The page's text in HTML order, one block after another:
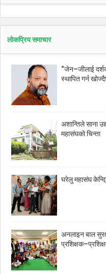
लोकप्रिय समाचार
“जेन–जीलाई
स्थापित गर्न
अशान्तिले साना
महासंघको चिन्ता
घरेलु महासंघ
अनलाइन बाल